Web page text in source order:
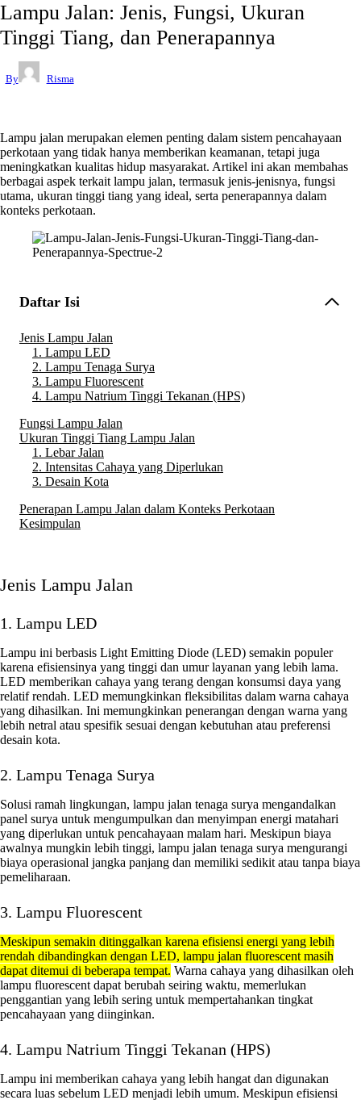
Lampu Jalan: Jenis, Fungsi, Ukuran
Tinggi Tiang, dan Penerapannya
By Risma
Lampu jalan merupakan elemen penting dalam sistem pencahayaan
perkotaan yang tidak hanya memberikan keamanan, tetapi juga
meningkatkan kualitas hidup masyarakat. Artikel ini akan membahas
berbagai aspek terkait lampu jalan, termasuk jenis-jenisnya, fungsi
utama, ukuran tinggi tiang yang ideal, serta penerapannya dalam
konteks perkotaan.
Daftar Isi
Jenis Lampu Jalan
1. Lampu LED
2. Lampu Tenaga Surya
3. Lampu Fluorescent
4. Lampu Natrium Tinggi Tekanan (HPS)
Fungsi Lampu Jalan
Ukuran Tinggi Tiang Lampu Jalan
1. Lebar Jalan
2. Intensitas Cahaya yang Diperlukan
3. Desain Kota
Penerapan Lampu Jalan dalam Konteks Perkotaan
Kesimpulan
Jenis Lampu Jalan
1. Lampu LED
Lampu ini berbasis Light Emitting Diode (LED) semakin populer
karena efisiensinya yang tinggi dan umur layanan yang lebih lama.
LED memberikan cahaya yang terang dengan konsumsi daya yang
relatif rendah. LED memungkinkan fleksibilitas dalam warna cahaya
yang dihasilkan. Ini memungkinkan penerangan dengan warna yang
lebih netral atau spesifik sesuai dengan kebutuhan atau preferensi
desain kota.
2. Lampu Tenaga Surya
Solusi ramah lingkungan, lampu jalan tenaga surya mengandalkan
panel surya untuk mengumpulkan dan menyimpan energi matahari
yang diperlukan untuk pencahayaan malam hari. Meskipun biaya
awalnya mungkin lebih tinggi, lampu jalan tenaga surya mengurangi
biaya operasional jangka panjang dan memiliki sedikit atau tanpa biaya
pemeliharaan.
3. Lampu Fluorescent
Meskipun semakin ditinggalkan karena efisiensi energi yang lebih
rendah dibandingkan dengan LED, lampu jalan fluorescent masih
dapat ditemui di beberapa tempat. Warna cahaya yang dihasilkan oleh
lampu fluorescent dapat berubah seiring waktu, memerlukan
penggantian yang lebih sering untuk mempertahankan tingkat
pencahayaan yang diinginkan.
4. Lampu Natrium Tinggi Tekanan (HPS)
Lampu ini memberikan cahaya yang lebih hangat dan digunakan
secara luas sebelum LED menjadi lebih umum. Meskipun efisiensi